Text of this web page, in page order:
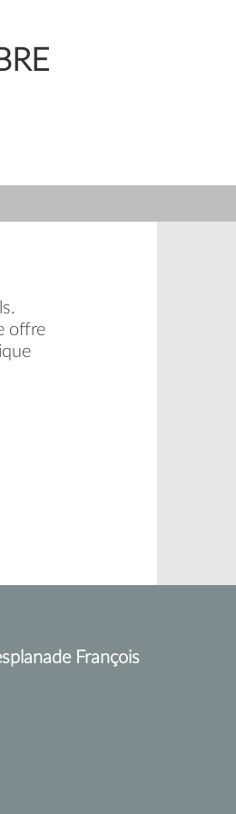
offre
François